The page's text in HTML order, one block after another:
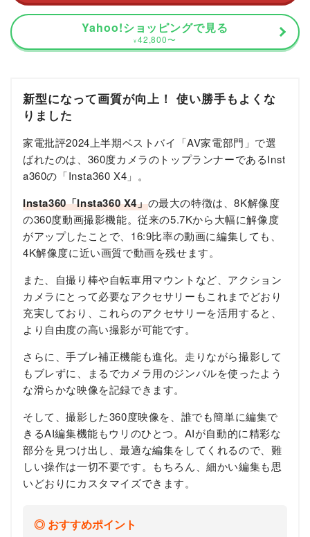
Yahoo!ショッピングで見る
¥ 42,800〜
新型になって画質が向上！ 使い勝手もよくな
りました
家電批評2024上半期ベストバイ「AV家電部門」で選
ばれたのは、360度カメラのトップランナーであるInst
a360の「Insta360 X4」。
Insta360「Insta360 X4」の最大の特徴は、8K解像度
の360度動画撮影機能。従来の5.7Kから大幅に解像度
がアップしたことで、16:9比率の動画に編集しても、
4K解像度に近い画質で動画を残せます。
また、自撮り棒や自転車用マウントなど、アクション
カメラにとって必要なアクセサリーもこれまでどおり
充実しており、これらのアクセサリーを活用すると、
より自由度の高い撮影が可能です。
さらに、手ブレ補正機能も進化。走りながら撮影して
もブレずに、まるでカメラ用のジンバルを使ったよう
な滑らかな映像を記録できます。
そして、撮影した360度映像を、誰でも簡単に編集で
きるAI編集機能もウリのひとつ。AIが自動的に精彩な
部分を見つけ出し、最適な編集をしてくれるので、難
しい操作は一切不要です。もちろん、細かい編集も思
いどおりにカスタマイズできます。
おすすめポイント